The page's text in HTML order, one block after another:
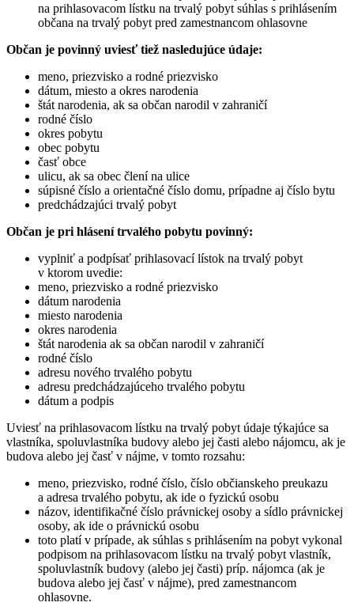
na prihlasovacom lístku na trvalý pobyt súhlas s prihlásením
občana na trvalý pobyt pred zamestnancom ohlasovne
Občan je povinný uviesť tiež nasledujúce údaje:
meno, priezvisko a rodné priezvisko
dátum, miesto a okres narodenia
štát narodenia, ak sa občan narodil v zahraničí
rodné číslo
okres pobytu
obec pobytu
časť obce
ulicu, ak sa obec člení na ulice
súpisné číslo a orientačné číslo domu, prípadne aj číslo bytu
predchádzajúci trvalý pobyt
Občan je pri hlásení trvalého pobytu povinný:
vyplniť a podpísať prihlasovací lístok na trvalý pobyt
v ktorom uvedie:
meno, priezvisko a rodné priezvisko
dátum narodenia
miesto narodenia
okres narodenia
štát narodenia ak sa občan narodil v zahraničí
rodné číslo
adresu nového trvalého pobytu
adresu predchádzajúceho trvalého pobytu
dátum a podpis
Uviesť na prihlasovacom lístku na trvalý pobyt údaje týkajúce sa
vlastníka, spoluvlastníka budovy alebo jej časti alebo nájomcu, ak je
budova alebo jej časť v nájme, v tomto rozsahu:
meno, priezvisko, rodné číslo, číslo občianskeho preukazu
a adresa trvalého pobytu, ak ide o fyzickú osobu
názov, identifikačné číslo právnickej osoby a sídlo právnickej
osoby, ak ide o právnickú osobu
toto platí v prípade, ak súhlas s prihlásením na pobyt vykonal
podpisom na prihlasovacom lístku na trvalý pobyt vlastník,
spoluvlastník budovy (alebo jej časti) príp. nájomca (ak je
budova alebo jej časť v nájme), pred zamestnancom
ohlasovne.